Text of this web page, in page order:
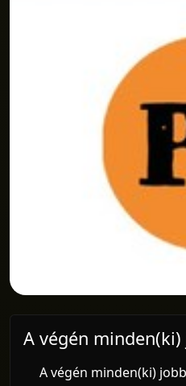
A végén
A végén minden(ki)